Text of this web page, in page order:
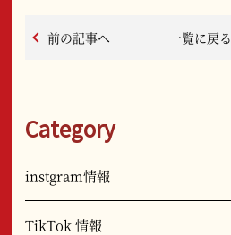
前の記事へ 一覧に戻る
Category
instgram情報
TikTok 情報